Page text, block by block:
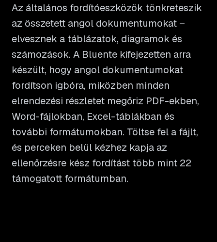
Az általános fordítóeszközök tönkreteszik
az összetett angol dokumentumokat –
elvesznek a táblázatok, diagramok és
számozások. A Bluente kifejezetten arra
készült, hogy angol dokumentumokat
fordítson igbóra, miközben minden
elrendezési részletet megőriz PDF-ekben,
Word-fájlokban, Excel-táblákban és
további formátumokban. Töltse fel a fájlt,
és perceken belül kézhez kapja az
ellenőrzésre kész fordítást több mint 22
támogatott formátumban.